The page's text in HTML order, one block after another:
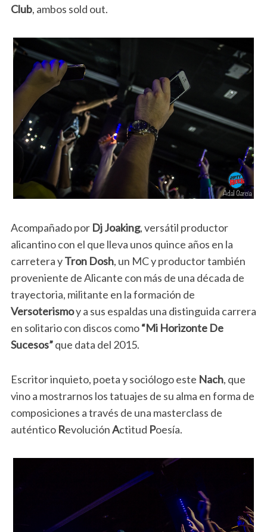
Club, ambos sold out.
Acompañado por Dj Joaking, versátil productor
alicantino con el que lleva unos quince años en la
carretera yTron Dosh, un MC y productor también
proveniente de Alicante con más de una década de
trayectoria, militante en la formación de
Versoterismoy a sus espaldas una distinguida carrera
en solitario con discos como“Mi Horizonte De
Sucesos”que data del 2015.
Escritor inquieto, poeta y sociólogo este Nach, que
vino a mostrarnos los tatuajes de su alma en forma de
composiciones a través de una masterclass de
auténtico RevoluciónActitud Poesía.